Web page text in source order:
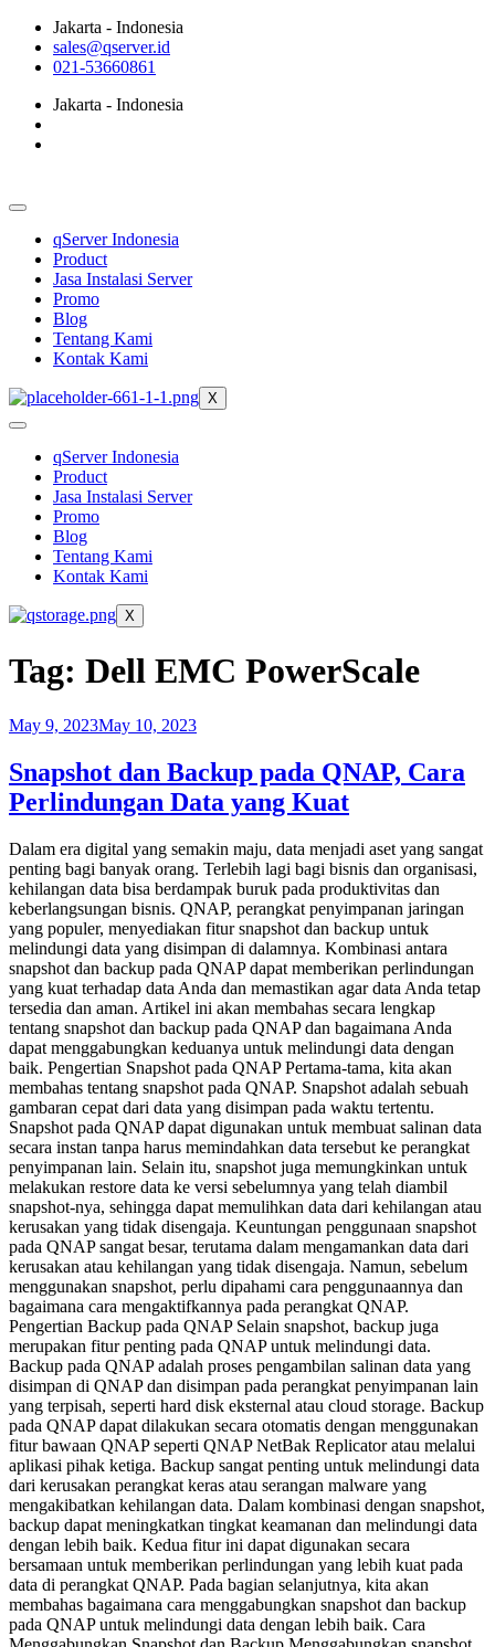
Jakarta - Indonesia
sales@qserver.id
021-53660861
Jakarta - Indonesia
qServer Indonesia
Product
Jasa Instalasi Server
Promo
Blog
Tentang Kami
Kontak Kami
X
qServer Indonesia
Product
Jasa Instalasi Server
Promo
Blog
Tentang Kami
Kontak Kami
X
Tag: Dell EMC PowerScale
May 9, 2023May 10, 2023
Snapshot dan Backup pada QNAP, Cara
Perlindungan Data yang Kuat
Dalam era digital yang semakin maju, data menjadi aset yang sangat
penting bagi banyak orang. Terlebih lagi bagi bisnis dan organisasi,
kehilangan data bisa berdampak buruk pada produktivitas dan
keberlangsungan bisnis. QNAP, perangkat penyimpanan jaringan
yang populer, menyediakan fitur snapshot dan backup untuk
melindungi data yang disimpan di dalamnya. Kombinasi antara
snapshot dan backup pada QNAP dapat memberikan perlindungan
yang kuat terhadap data Anda dan memastikan agar data Anda tetap
tersedia dan aman. Artikel ini akan membahas secara lengkap
tentang snapshot dan backup pada QNAP dan bagaimana Anda
dapat menggabungkan keduanya untuk melindungi data dengan
baik. Pengertian Snapshot pada QNAP Pertama-tama, kita akan
membahas tentang snapshot pada QNAP. Snapshot adalah sebuah
gambaran cepat dari data yang disimpan pada waktu tertentu.
Snapshot pada QNAP dapat digunakan untuk membuat salinan data
secara instan tanpa harus memindahkan data tersebut ke perangkat
penyimpanan lain. Selain itu, snapshot juga memungkinkan untuk
melakukan restore data ke versi sebelumnya yang telah diambil
snapshot-nya, sehingga dapat memulihkan data dari kehilangan atau
kerusakan yang tidak disengaja. Keuntungan penggunaan snapshot
pada QNAP sangat besar, terutama dalam mengamankan data dari
kerusakan atau kehilangan yang tidak disengaja. Namun, sebelum
menggunakan snapshot, perlu dipahami cara penggunaannya dan
bagaimana cara mengaktifkannya pada perangkat QNAP.
Pengertian Backup pada QNAP Selain snapshot, backup juga
merupakan fitur penting pada QNAP untuk melindungi data.
Backup pada QNAP adalah proses pengambilan salinan data yang
disimpan di QNAP dan disimpan pada perangkat penyimpanan lain
yang terpisah, seperti hard disk eksternal atau cloud storage. Backup
pada QNAP dapat dilakukan secara otomatis dengan menggunakan
fitur bawaan QNAP seperti QNAP NetBak Replicator atau melalui
aplikasi pihak ketiga. Backup sangat penting untuk melindungi data
dari kerusakan perangkat keras atau serangan malware yang
mengakibatkan kehilangan data. Dalam kombinasi dengan snapshot,
backup dapat meningkatkan tingkat keamanan dan melindungi data
dengan lebih baik. Kedua fitur ini dapat digunakan secara
bersamaan untuk memberikan perlindungan yang lebih kuat pada
data di perangkat QNAP. Pada bagian selanjutnya, kita akan
membahas bagaimana cara menggabungkan snapshot dan backup
pada QNAP untuk melindungi data dengan lebih baik. Cara